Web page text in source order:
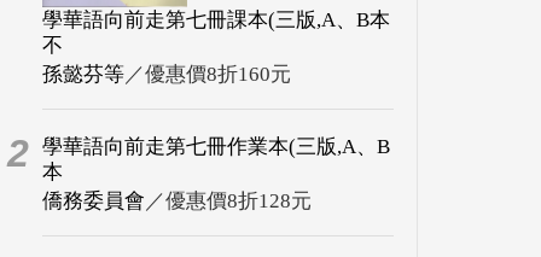
學華語向前走第七冊課本(三版,A、B本
不
孫懿芬等／優惠價8折160元
2 學華語向前走第七冊作業本(三版,A、B
本
僑務委員會 ／優惠價8折128元